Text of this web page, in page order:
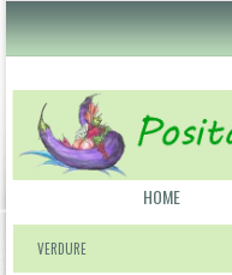
HOME
VERDURE